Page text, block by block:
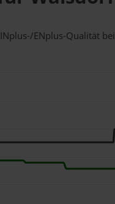
ENplus-Qualität